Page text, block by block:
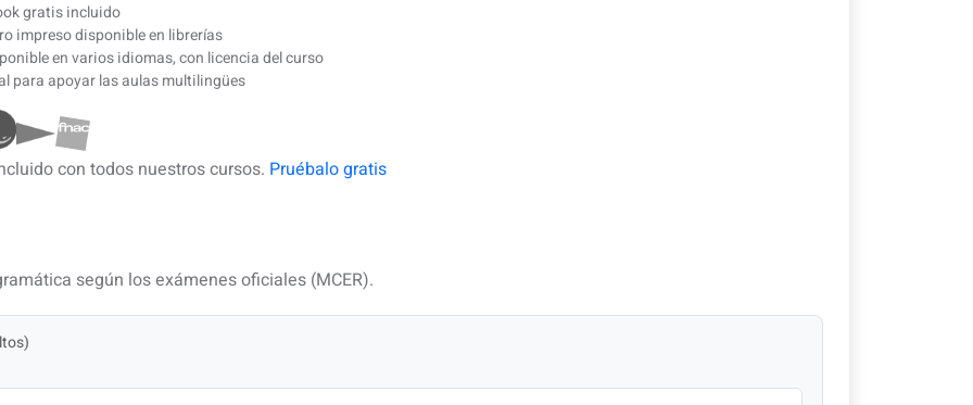
gratis incluido
impreso disponible en librerías
en varios idiomas, con licencia del curso
para apoyar las aulas multilingües
con todos nuestros cursos. Pruébalo gratis
según los exámenes oficiales (MCER).